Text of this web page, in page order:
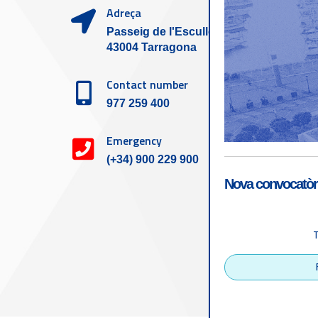
Adreça
Passeig de l'Escullera s/n,
43004 Tarragona
Contact number
977 259 400
Emergency
(+34) 900 229 900
Tarragona Port
Nova